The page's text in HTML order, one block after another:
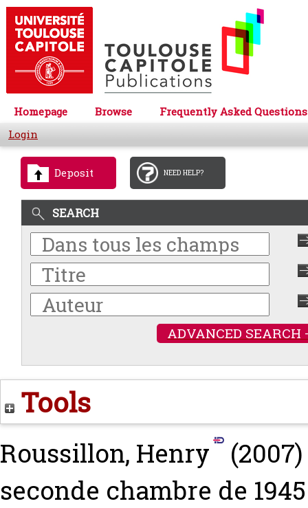
Homepage Browse
Frequently Asked Questions
Login
Deposit NEED HELP?
SEARCH
ADVANCED SEARCH
Tools
Roussillon, Henry
(2007)
seconde chambre de